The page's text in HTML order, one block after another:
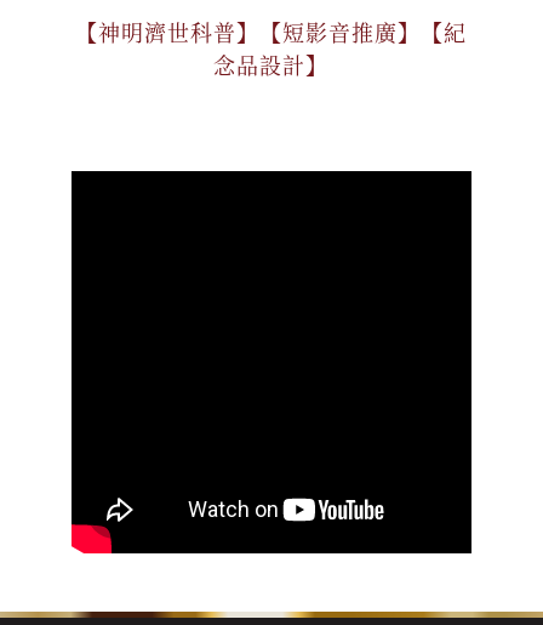
【神明濟世科普】【短影音推廣】【紀
念品設計】